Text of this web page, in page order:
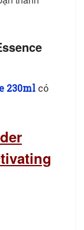
230ml có